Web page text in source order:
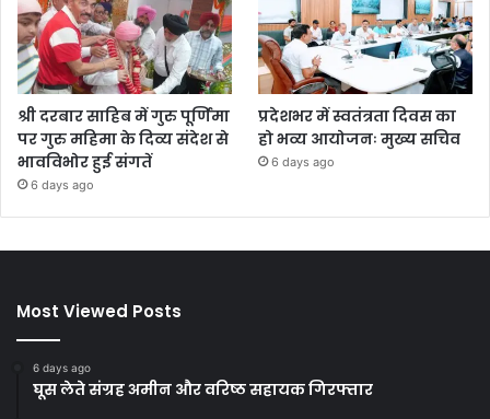
श्री दरबार साहिब में गुरु पूर्णिमा
पर गुरु महिमा के दिव्य संदेश से
भावविभोर हुई संगतें
6 days ago
प्रदेशभर में स्वतंत्रता दिवस का
हो भव्य आयोजनः मुख्य सचिव
6 days ago
Most Viewed Posts
6 days ago
घूस लेते संग्रह अमीन और वरिष्ठ सहायक गिरफ्तार